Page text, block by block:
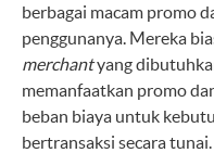
berbagai macam promo
penggunanya. Mereka
merchantyang
memanfaatkan promo
beban biaya untuk
bertransaksi secara tunai.